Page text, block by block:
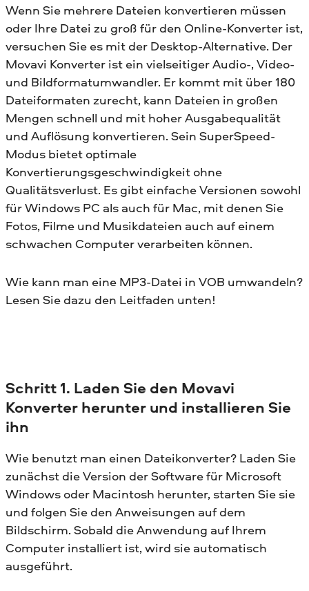
Wenn Sie mehrere Dateien konvertieren müssen
oder Ihre Datei zu groß für den Online-Konverter ist,
versuchen Sie es mit der Desktop-Alternative. Der
Movavi Konverter ist ein vielseitiger Audio-, Video-
und Bildformatumwandler. Er kommt mit über 180
Dateiformaten zurecht, kann Dateien in großen
Mengen schnell und mit hoher Ausgabequalität
und Auflösung konvertieren. Sein SuperSpeed-
Modus bietet optimale
Konvertierungsgeschwindigkeit ohne
Qualitätsverlust. Es gibt einfache Versionen sowohl
für Windows PC als auch für Mac, mit denen Sie
Fotos, Filme und Musikdateien auch auf einem
schwachen Computer verarbeiten können.
Wie kann man eine MP3-Datei in VOB umwandeln?
Lesen Sie dazu den Leitfaden unten!
Schritt 1. Laden Sie den Movavi
Konverter herunter und installieren Sie
ihn
Wie benutzt man einen Dateikonverter? Laden Sie
zunächst die Version der Software für Microsoft
Windows oder Macintosh herunter, starten Sie sie
und folgen Sie den Anweisungen auf dem
Bildschirm. Sobald die Anwendung auf Ihrem
Computer installiert ist, wird sie automatisch
ausgeführt.